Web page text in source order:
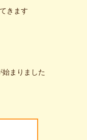
きます
始まりました